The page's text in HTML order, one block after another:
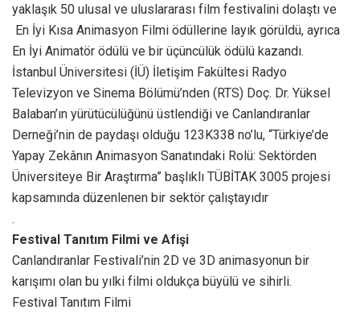
yaklaşık 50 ulusal ve uluslararası film festivalini dolaştı ve
En İyi Kısa Animasyon Filmi ödüllerine layık görüldü, ayrıca
En İyi Animatör ödülü ve bir üçüncülük ödülü kazandı.
İstanbul Üniversitesi (İÜ) İletişim Fakültesi Radyo
Televizyon ve Sinema Bölümü’nden (RTS) Doç. Dr. Yüksel
Balaban’ın yürütücülüğünü üstlendiği ve Canlandıranlar
Derneği’nin de paydaşı olduğu 123K338 no’lu, “Türkiye’de
Yapay Zekânın Animasyon Sanatındaki Rolü: Sektörden
Üniversiteye Bir Araştırma” başlıklı TÜBİTAK 3005 projesi
kapsamında düzenlenen bir sektör çalıştayıdır
.
Festival Tanıtım Filmi ve Afişi
Canlandıranlar Festivali’nin 2D ve 3D animasyonun bir
karışımı olan bu yılki filmi oldukça büyülü ve sihirli.
Festival Tanıtım Filmi